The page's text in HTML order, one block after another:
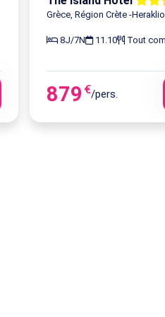
08/2026 - 19/08/2026
Grèce, Région Crète -
8J/7N 11.10 Tout
879 €/pers.